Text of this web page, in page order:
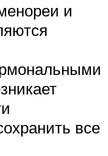
и
все